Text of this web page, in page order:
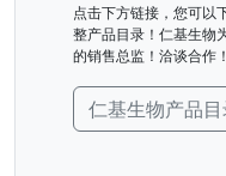
点击下方链接，您可以
整产品目录！仁基生物
的销售总监！洽谈合作！
仁基生物产品